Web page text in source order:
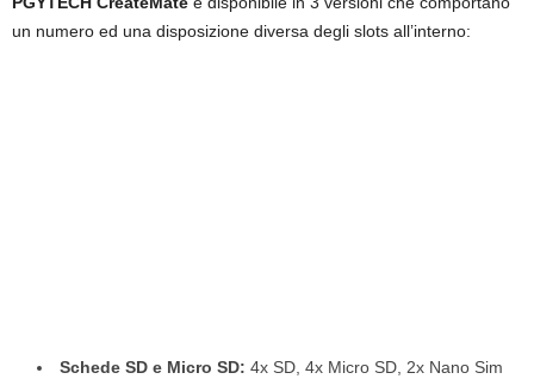
un numero ed una disposizione diversa degli slots all’interno:
Schede SD e Micro SD: 4x SD, 4x Micro SD, 2x Nano Sim